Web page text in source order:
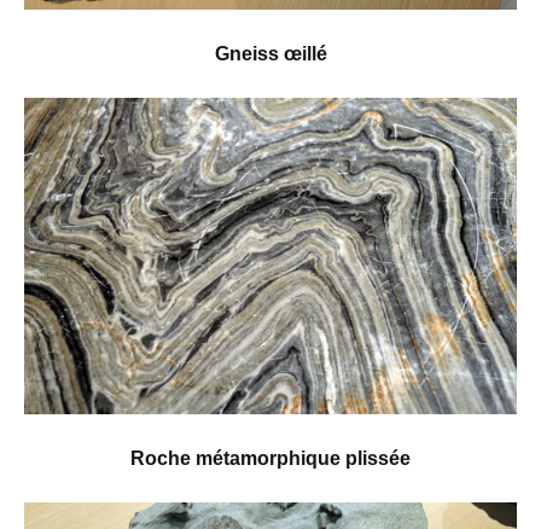
Gneiss œillé
Roche métamorphique plissée